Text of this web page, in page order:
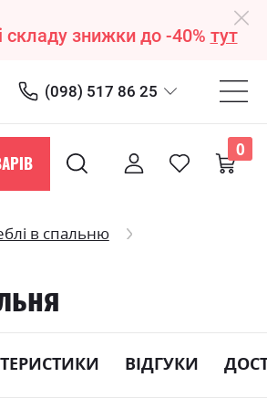
складу знижки до -40% тут
(098) 517 86 25
0
в спальню
ВІДГУКИ